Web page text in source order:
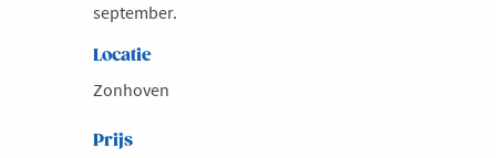
september.
Locatie
Zonhoven
Prijs